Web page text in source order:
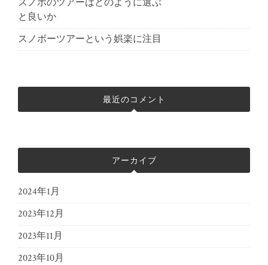
と良いか
スノボーツアーという娯楽に注目
最近のコメント
アーカイブ
2024年1月
2023年12月
2023年11月
2023年10月